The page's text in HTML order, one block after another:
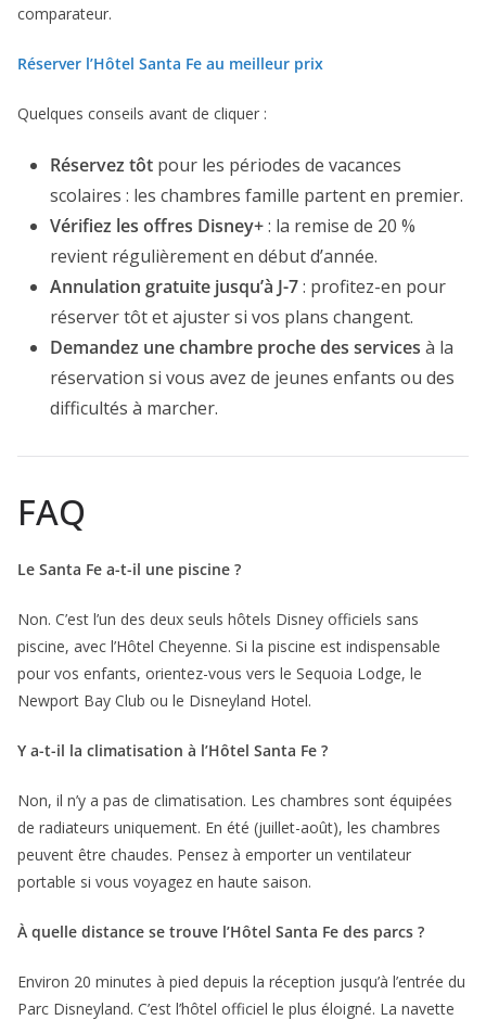
comparateur.
Réserver l’Hôtel Santa Fe au meilleur prix
Quelques conseils avant de cliquer :
Réservez tôt pour les périodes de vacances
scolaires : les chambres famille partent en premier.
Vérifiez les offres Disney+: la remise de 20 %
revient régulièrement en début d’année.
Annulation gratuite jusqu’à J-7: profitez-en pour
réserver tôt et ajuster si vos plans changent.
Demandez une chambre proche des services à la
réservation si vous avez de jeunes enfants ou des
difficultés à marcher.
FAQ
Le Santa Fe a-t-il une piscine ?
Non. C’est l’un des deux seuls hôtels Disney officiels sans
piscine, avec l’Hôtel Cheyenne. Si la piscine est indispensable
pour vos enfants, orientez-vous vers le Sequoia Lodge, le
Newport Bay Club ou le Disneyland Hotel.
Y a-t-il la climatisation à l’Hôtel Santa Fe ?
Non, il n’y a pas de climatisation. Les chambres sont équipées
de radiateurs uniquement. En été (juillet-août), les chambres
peuvent être chaudes. Pensez à emporter un ventilateur
portable si vous voyagez en haute saison.
À quelle distance se trouve l’Hôtel Santa Fe des parcs ?
Environ 20 minutes à pied depuis la réception jusqu’à l’entrée du
Parc Disneyland. C’est l’hôtel officiel le plus éloigné. La navette